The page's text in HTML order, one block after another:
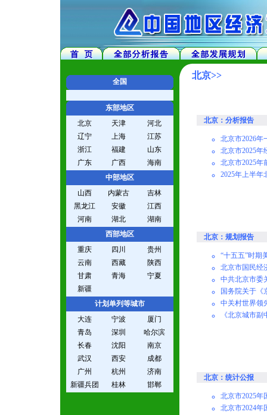
全国
东部地区
北京
天津
河北
辽宁
上海
江苏
浙江
福建
山东
广东
广西
海南
中部地区
山西
内蒙古
吉林
黑龙江
安徽
江西
河南
湖北
湖南
西部地区
重庆
四川
贵州
云南
西藏
陕西
甘肃
青海
宁夏
新疆
计划单列等城市
大连
宁波
厦门
青岛
深圳
哈尔滨
长春
沈阳
南京
武汉
西安
成都
广州
杭州
济南
新疆兵团
桂林 邯郸
北京>>
北京：分析报告
北京市2026年
北京市2025年
北京市2025年
2025年上半年
北京：规划报告
“十五五”时期
北京市国民经
中共北京市委
国务院关于《
中关村世界领
《北京城市
北京：统计公报
北京市2025年
北京市2024年